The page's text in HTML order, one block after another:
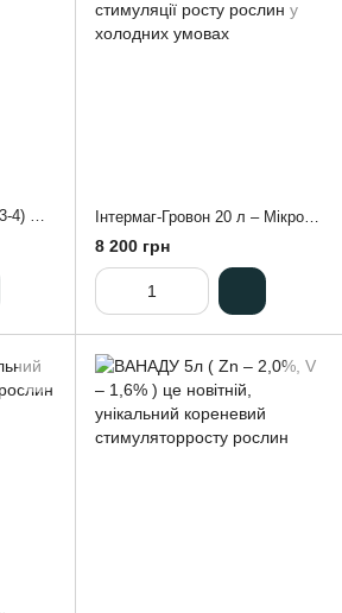
ТИТАНІТ Ti, Mg, S (0.7-3-4) Мікродобриво з біостимулюючими властивостями Інтермаг-Гровон 20 л – Мікродобриво для стимуляції росту рослин у холодних умовах
8 200 грн